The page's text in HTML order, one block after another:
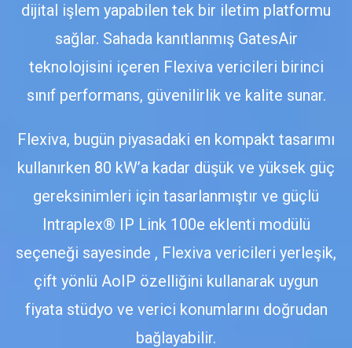
dijital işlem yapabilen tek bir iletim platformu
sağlar. Sahada kanıtlanmış GatesAir
teknolojisini içeren Flexiva vericileri birinci
sınıf performans, güvenilirlik ve kalite sunar.
Flexiva, bugün piyasadaki en kompakt tasarımı
kullanırken 80 kW’a kadar düşük ve yüksek güç
gereksinimleri için tasarlanmıştır ve güçlü
Intraplex® IP Link 100e eklenti modülü
seçeneği sayesinde , Flexiva vericileri yerleşik,
çift yönlü AoIP özelliğini kullanarak uygun
fiyata stüdyo ve verici konumlarını doğrudan
bağlayabilir.